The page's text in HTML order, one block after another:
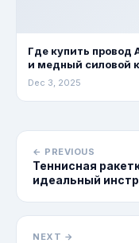
Где купить провод
и медный силовой
Dec 3, 2025
← PREVIOUS
Теннисная
идеальный
NEXT →